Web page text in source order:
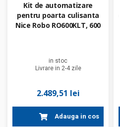
Kit de automatizare
pentru poarta culisanta
Nice Robo RO600KLT, 600
in stoc
Livrare in 2-4 zile
2.489,51 lei
Adauga in cos